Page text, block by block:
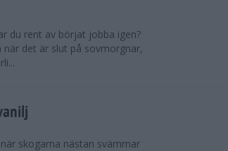
du rent av börjat jobba igen?
det är slut på sovmorgnar,
skogarna nästan svämmar